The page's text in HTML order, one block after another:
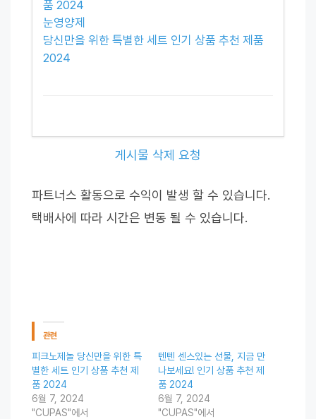
품 2024
눈영양제
당신만을 위한 특별한 세트 인기 상품 추천 제품
2024
게시물 삭제 요청
파트너스 활동으로 수익이 발생 할 수 있습니다.
택배사에 따라 시간은 변동 될 수 있습니다.
관련
피크노제놀 당신만을 위한 특
별한 세트 인기 상품 추천 제
품 2024
6월 7, 2024
"CUPAS"에서
텐텐 센스있는 선물, 지금 만
나보세요! 인기 상품 추천 제
품 2024
6월 7, 2024
"CUPAS"에서